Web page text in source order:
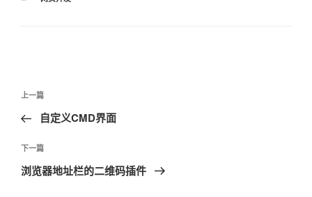
文
导
航
上
一
文
章
上一篇
自定义CMD界面
下
一
下一篇
浏览器地址栏的二维码插件